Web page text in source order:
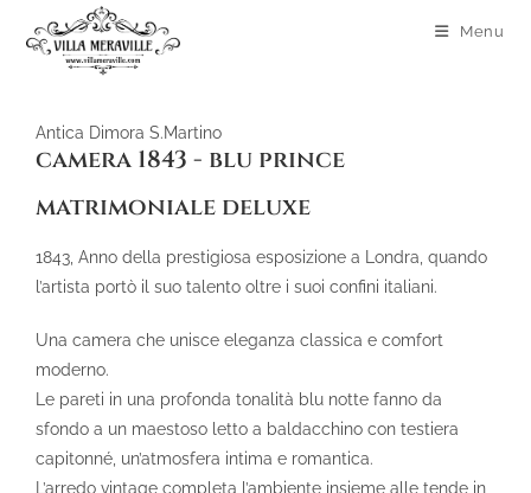
Menu
Antica Dimora S.Martino
camera 1843 - blu prince
matrimoniale deluxe
1843, Anno della prestigiosa esposizione a Londra, quando
l’artista portò il suo talento oltre i suoi confini italiani.
Una camera che unisce eleganza classica e comfort
moderno.
Le pareti in una profonda tonalità blu notte fanno da
sfondo a un maestoso letto a baldacchino con testiera
capitonné, un’atmosfera intima e romantica.
L’arredo vintage completa l’ambiente insieme alle tende in